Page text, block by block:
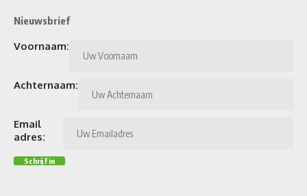
Nieuwsbrief
Voornaam:
Achternaam:
Email
adres: